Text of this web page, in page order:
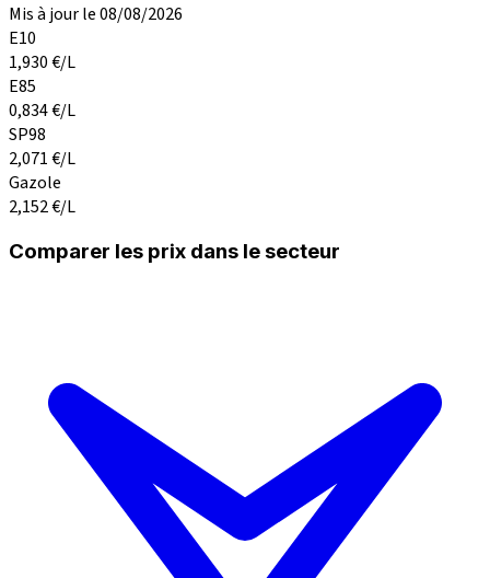
Mis à jour le 08/08/2026
E10
1,930€/L
E85
0,834€/L
SP98
2,071€/L
Gazole
2,152€/L
Comparer les prix dans le secteur